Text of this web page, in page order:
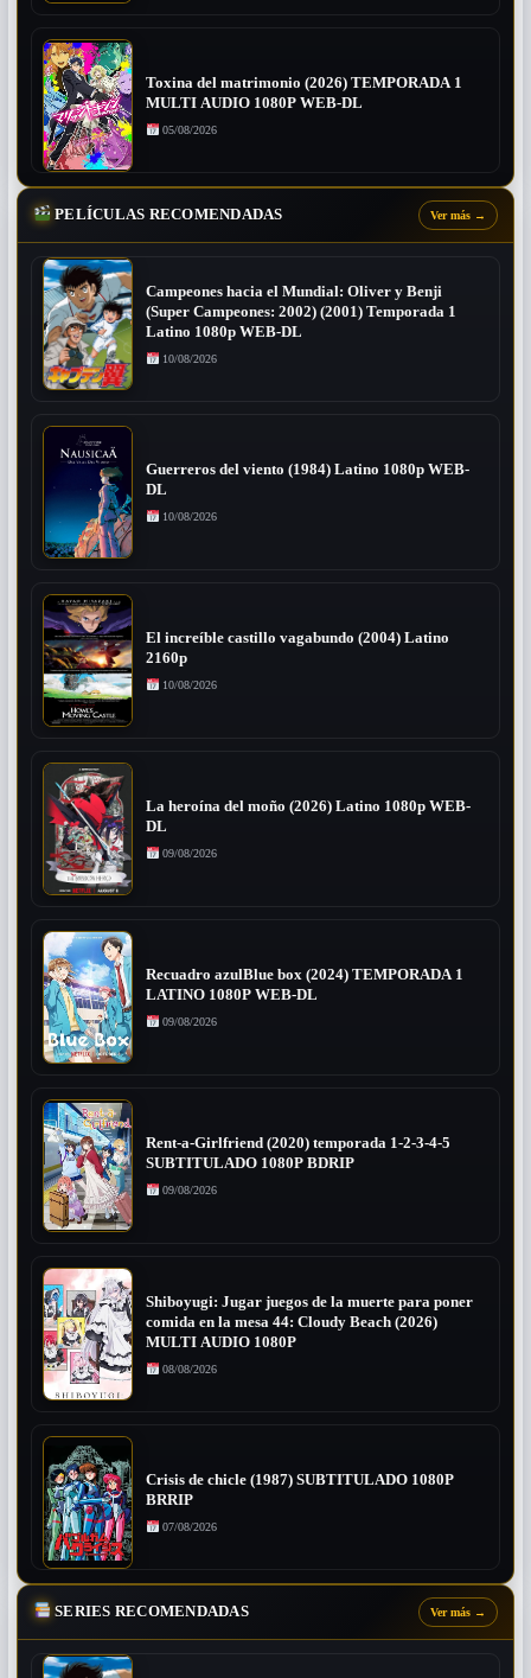
Toxina del matrimonio (2026) TEMPORADA 1
MULTI AUDIO 1080P WEB-DL
05/08/2026
PELÍCULAS RECOMENDADAS Ver más →
Campeones hacia el Mundial: Oliver y Benji
(Super Campeones: 2002) (2001) Temporada 1
Latino 1080p WEB-DL
10/08/2026
Guerreros del viento (1984) Latino 1080p WEB-
DL
10/08/2026
El increíble castillo vagabundo (2004) Latino
2160p
10/08/2026
La heroína del moño (2026) Latino 1080p WEB-
DL
09/08/2026
Recuadro azulBlue box (2024) TEMPORADA 1
LATINO 1080P WEB-DL
09/08/2026
Rent-a-Girlfriend (2020) temporada 1-2-3-4-5
SUBTITULADO 1080P BDRIP
09/08/2026
Shiboyugi: Jugar juegos de la muerte para poner
comida en la mesa 44: Cloudy Beach (2026)
MULTI AUDIO 1080P
08/08/2026
Crisis de chicle (1987) SUBTITULADO 1080P
BRRIP
07/08/2026
SERIES RECOMENDADAS Ver más →